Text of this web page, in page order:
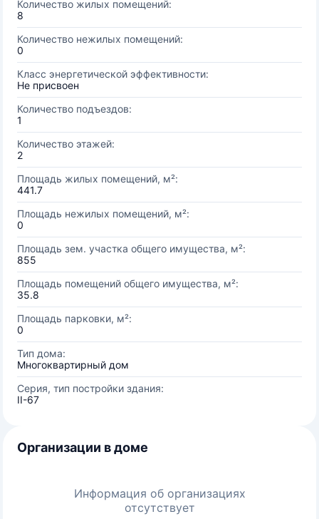
Количество жилых помещений:
8
Количество нежилых помещений:
0
Класс энергетической эффективности:
Не присвоен
Количество подъездов:
1
Количество этажей:
2
Площадь жилых помещений, м²:
441.7
Площадь нежилых помещений, м²:
0
Площадь зем. участка общего имущества, м²:
855
Площадь помещений общего имущества, м²:
35.8
Площадь парковки, м²:
0
Тип дома:
Многоквартирный дом
Серия, тип постройки здания:
II-67
Организации в доме
Информация об организациях
отсутствует